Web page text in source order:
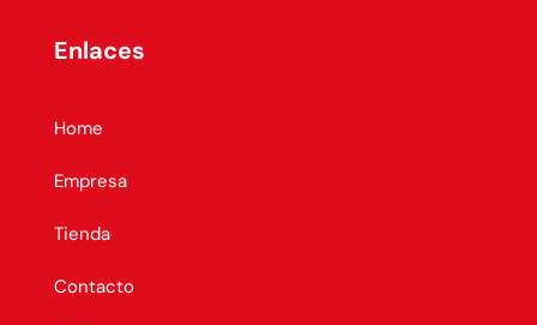
Enlaces
Home
Empresa
Tienda
Contacto